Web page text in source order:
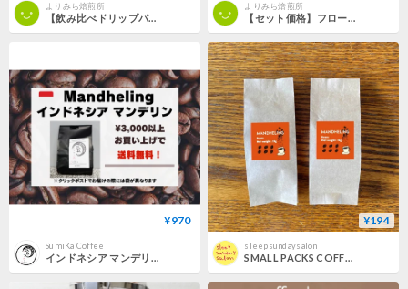
よりみち焙煎所
【飲み比べドリップパック 10袋セット】 エチオピア イルガチェフェG2 × マンデリンG1
よりみち焙煎所
【セット価格】フローラルと重厚感を楽しむ コーヒー飲み比べセット
¥970
SumiKa Coffee
インドネシア マンデリン アチェ パンダガヨG1 100g
¥194
sleepsundaysalon
SMALL PACKS COFFEE / マンデリン(深煎り)